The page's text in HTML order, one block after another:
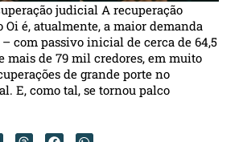
judicial A recuperação
é, atualmente, a maior demanda
com passivo inicial de cerca de 64,5
mais de 79 mil credores, em muito
de grande porte no
E, como tal, se tornou palco